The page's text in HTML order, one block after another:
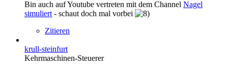
Bin auch auf Youtube vertreten mit dem Channel Nagel
simuliert - schaut doch mal vorbei
Zitieren
krull-steinfurt
Kehrmaschinen-Steuerer